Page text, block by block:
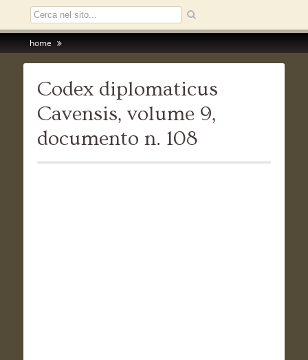
home
Codex diplomaticus
Cavensis, volume 9,
documento n. 108